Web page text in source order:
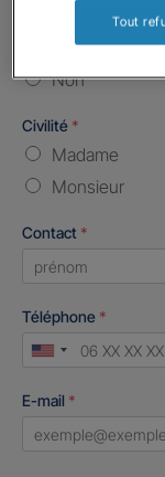
Etes-vous déjà
Oui
Non
Civilité *
Madame
Monsieur
Contact *
Téléphone *
United
+1
E-mail *
Tout